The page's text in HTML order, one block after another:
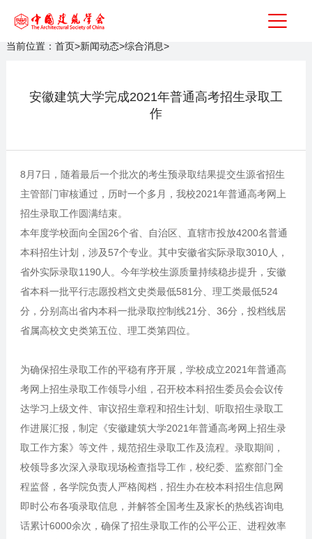
当前位置： 首页>新闻动态>综合消息>
安徽建筑大学完成2021年普通高考招生录取工
作
8月7日，随着最后一个批次的考生预录取结果提交生源省招生
主管部门审核通过，历时一个多月，我校2021年普通高考网上
招生录取工作圆满结束。
本年度学校面向全国26个省、自治区、直辖市投放4200名普通
本科招生计划，涉及57个专业。其中安徽省实际录取3010人，
省外实际录取1190人。今年学校生源质量持续稳步提升，安徽
省本科一批平行志愿投档文史类最低581分、理工类最低524
分，分别高出省内本科一批录取控制线21分、36分，投档线居
省属高校文史类第五位、理工类第四位。
为确保招生录取工作的平稳有序开展，学校成立2021年普通高
考网上招生录取工作领导小组，召开校本科招生委员会会议传
达学习上级文件、审议招生章程和招生计划、听取招生录取工
作进展汇报，制定《安徽建筑大学2021年普通高考网上招生录
取工作方案》等文件，规范招生录取工作及流程。录取期间，
校领导多次深入录取现场检查指导工作，校纪委、监察部门全
程监督，各学院负责人严格阅档，招生办在校本科招生信息网
即时公布各项录取信息，并解答全国考生及家长的热线咨询电
话累计6000余次，确保了招生录取工作的公平公正、进程效率